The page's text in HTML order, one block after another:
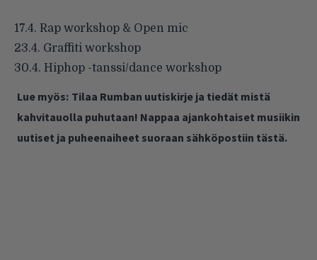
17.4. Rap workshop & Open mic
23.4. Graffiti workshop
30.4. Hiphop -tanssi/dance workshop
Lue myös: Tilaa Rumban uutiskirje ja tiedät mistä
kahvitauolla puhutaan! Nappaa ajankohtaiset musiikin
uutiset ja puheenaiheet suoraan sähköpostiin tästä.